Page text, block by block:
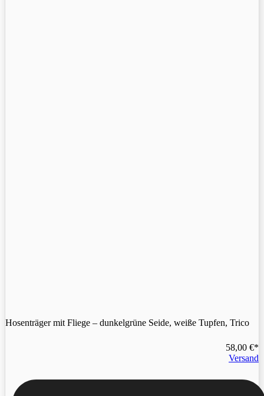
Hosenträger mit Fliege – dunkelgrüne Seide, weiße Tupfen, Trico
58,00 €
Versand